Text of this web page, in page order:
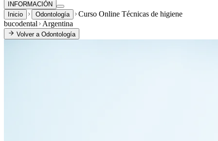
INFORMACIÓN
Inicio
Odontología
Curso Online Técnicas de higiene
bucodental
Argentina
Volver a Odontología